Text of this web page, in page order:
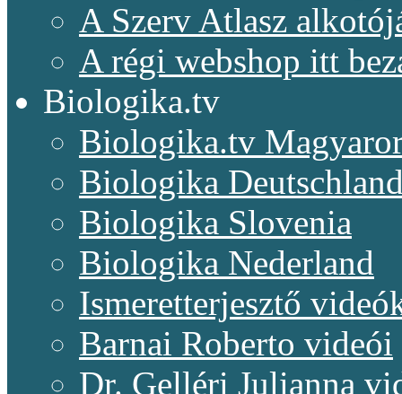
A Szerv Atlasz
A régi webshop itt
Biologika.tv
Biologika.tv
Biologika
Biologika Slovenia
Biologika Nederland
Ismeretterjesztő
Barnai Roberto videói
Dr. Gelléri Julianna